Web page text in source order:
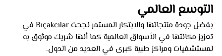
التوسع العالمي
بفضل جودة منتجاتها والابتكار المستمر نجحت Bıçakcılar في
تعزيز مكانتها في الأسواق العالمية كما أنها شريك موثوق به
لمستشفيات ومراكز طبية كبرى في العديد من الدول.